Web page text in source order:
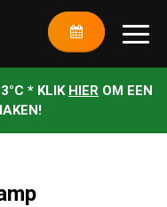
* KLIK HIER OM EEN